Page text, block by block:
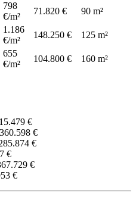
798
€/m²
71.820 € 90 m²
1.186
€/m²
148.250 € 125 m²
655
€/m²
104.800 € 160 m²
€
€
€
€
€
€